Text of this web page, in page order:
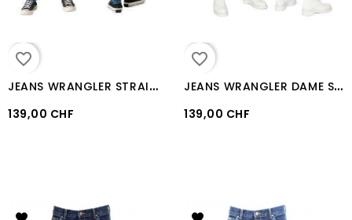
favorite_border
J
EANS WRANGLER STRAIGHT AIR BLUE
139,00 CHF
favorite_border
J
EANS WRANGLER DAME SKINNY AUTHENTIC STRETCH
139,00 CHF